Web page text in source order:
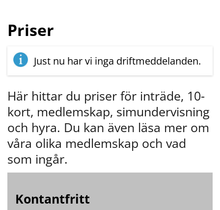
Priser
Just nu har vi inga driftmeddelanden.
Här hittar du priser för inträde, 10-
kort, medlemskap, simundervisning
och hyra. Du kan även läsa mer om
våra olika medlemskap och vad
som ingår.
Kontantfritt